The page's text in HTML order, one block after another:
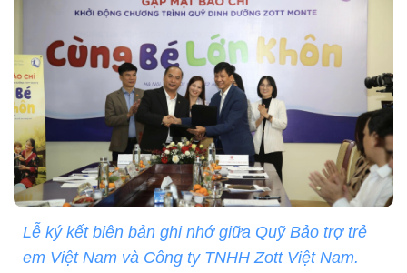
Lễ ký kết biên bản ghi nhớ giữa Quỹ Bảo trợ trẻ
em Việt Nam và Công ty TNHH Zott Việt Nam.